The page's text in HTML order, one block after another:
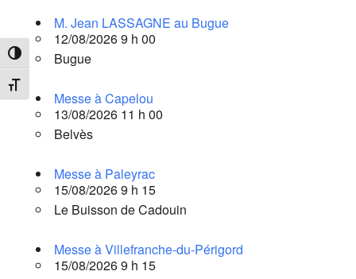
Passer en contraste élevé
Changer la taille de la police
M. Jean LASSAGNE au Bugue
12/08/2026 9 h 00
Bugue
Messe à Capelou
13/08/2026 11 h 00
Belvès
Messe à Paleyrac
15/08/2026 9 h 15
Le Buisson de Cadouin
Messe à Villefranche-du-Périgord
15/08/2026 9 h 15